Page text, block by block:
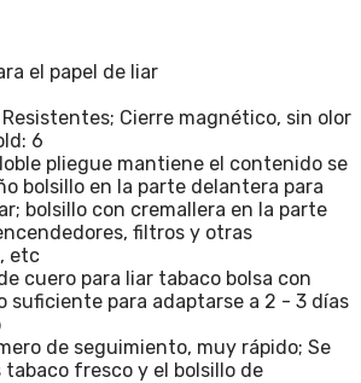
el papel de liar
Cierre magnético, sin olor
6
pliegue mantiene el contenido se
bolsillo en la parte delantera para
bolsillo con cremallera en la parte
filtros y otras
etc
cuero para liar tabaco bolsa con
suficiente para adaptarse a 2 - 3 días
de seguimiento, muy rápido; Se
fresco y el bolsillo de